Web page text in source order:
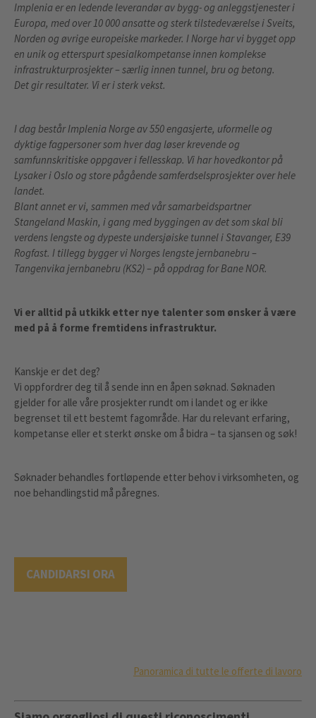
Implenia er en ledende leverandør av bygg- og anleggstjenester i
Europa, med over 10 000 ansatte og sterk tilstedeværelse i Sveits,
Norden og øvrige europeiske markeder. I Norge har vi bygget opp
en unik og etterspurt spesialkompetanse innen komplekse
infrastrukturprosjekter – særlig innen tunnel, bru og betong.
Det gir resultater. Vi er i sterk vekst.
I dag består Implenia Norge av 550 engasjerte, uformelle og
dyktige fagpersoner som hver dag løser krevende og
samfunnskritiske oppgaver i fellesskap. Vi har hovedkontor på
Lysaker i Oslo og store pågående samferdselsprosjekter over hele
landet.
Blant annet er vi, sammen med vår samarbeidspartner
Stangeland Maskin, i gang med byggingen av det som skal bli
verdens lengste og dypeste undersjøiske tunnel i Stavanger, E39
Rogfast. I tillegg bygger vi Norges lengste jernbanebru –
Tangenvika jernbanebru (KS2) – på oppdrag for Bane NOR.
Vi er alltid på utkikk etter nye talenter som ønsker å være
med på å forme fremtidens infrastruktur.
Kanskje er det deg?
Vi oppfordrer deg til å sende inn en åpen søknad. Søknaden
gjelder for alle våre prosjekter rundt om i landet og er ikke
begrenset til ett bestemt fagområde. Har du relevant erfaring,
kompetanse eller et sterkt ønske om å bidra – ta sjansen og søk!
Søknader behandles fortløpende etter behov i virksomheten, og
noe behandlingstid må påregnes.
CANDIDARSI ORA
Panoramica di tutte le offerte di lavoro